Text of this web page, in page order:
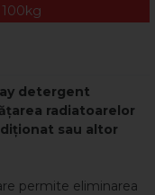
detergent
radiatoarelor
sau altor
permite eliminarea